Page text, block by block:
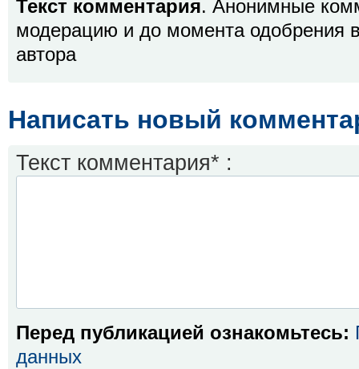
Текст комментария. Анонимные
модерацию и до момента одобрения
автора
Написать новый
Текст комментария* :
Перед публикацией ознакомьтесь:
данных